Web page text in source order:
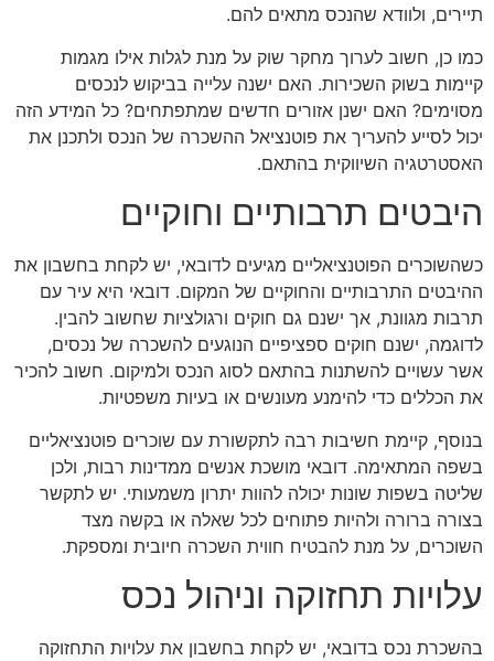
תיירים, ולוודא שהנכס מתאים להם.
כמו כן, חשוב לערוך מחקר שוק על מנת לגלות אילו מגמות
קיימות בשוק השכירות. האם ישנה עלייה בביקוש לנכסים
מסוימים? האם ישנן אזורים חדשים שמתפתחים? כל המידע הזה
יכול לסייע להעריך את פוטנציאל ההשכרה של הנכס ולתכנן את
האסטרטגיה השיווקית בהתאם.
היבטים תרבותיים וחוקיים
כשהשוכרים הפוטנציאליים מגיעים לדובאי, יש לקחת בחשבון את
ההיבטים התרבותיים והחוקיים של המקום. דובאי היא עיר עם
תרבות מגוונת, אך ישנם גם חוקים ורגולציות שחשוב להבין.
לדוגמה, ישנם חוקים ספציפיים הנוגעים להשכרה של נכסים,
אשר עשויים להשתנות בהתאם לסוג הנכס ולמיקום. חשוב להכיר
את הכללים כדי להימנע מעונשים או בעיות משפטיות.
בנוסף, קיימת חשיבות רבה לתקשורת עם שוכרים פוטנציאליים
בשפה המתאימה. דובאי מושכת אנשים ממדינות רבות, ולכן
שליטה בשפות שונות יכולה להוות יתרון משמעותי. יש לתקשר
בצורה ברורה ולהיות פתוחים לכל שאלה או בקשה מצד
השוכרים, על מנת להבטיח חווית השכרה חיובית ומספקת.
עלויות תחזוקה וניהול נכס
בהשכרת נכס בדובאי, יש לקחת בחשבון את עלויות התחזוקה